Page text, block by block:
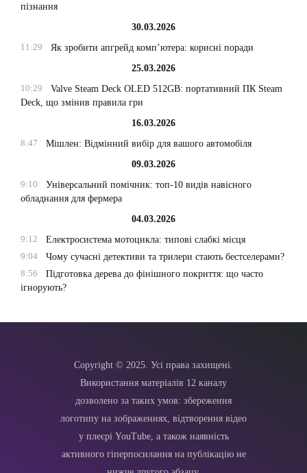
пізнання
30.03.2026
11:29
Як зробити апгрейд комп’ютера: корисні поради
25.03.2026
10:29
Valve Steam Deck OLED 512GB: портативний ПК Steam
Deck, що змінив правила гри
16.03.2026
8:47
Мішлен: Відмінний вибір для вашого автомобіля
09.03.2026
9:10
Універсальний помічник: топ-10 видів навісного
обладнання для фермера
04.03.2026
9:12
Електросистема мотоцикла: типові слабкі місця
9:04
Чому сучасні детективи та трилери стають бестселерами?
8:56
Підготовка дерева до фінішного покриття: що часто
ігнорують?
Copyright © 2025. Усі права захищені.
Використання матеріалів 12 каналу
дозволено за таких умов: збереження
логотипу на зображеннях, відтворення відео
у плеєрі YouTube, а також наявність
активного гіперпосилання на публікацію не